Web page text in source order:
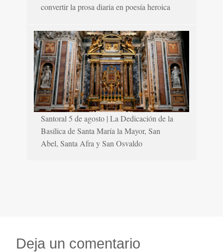
convertir la prosa diaria en poesía heroica
Santoral 5 de agosto | La Dedicación de la
Basílica de Santa María la Mayor, San
Abel, Santa Afra y San Osvaldo
Deja un comentario